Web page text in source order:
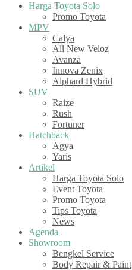
Harga Toyota Solo
Promo Toyota
MPV
Calya
All New Veloz
Avanza
Innova Zenix
Alphard Hybrid
SUV
Raize
Rush
Fortuner
Hatchback
Agya
Yaris
Artikel
Harga Toyota Solo
Event Toyota
Promo Toyota
Tips Toyota
News
Agenda
Showroom
Bengkel Service
Body Repair & Paint